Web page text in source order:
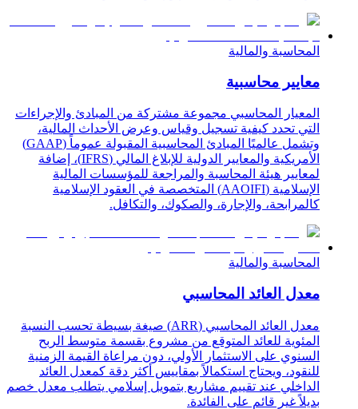
المحاسبة والمالية
معايير محاسبية
المعيار المحاسبي مجموعة مشتركة من المبادئ والإجراءات
التي تحدد كيفية تسجيل وقياس وعرض الأحداث المالية،
وتشمل عالميًا المبادئ المحاسبية المقبولة عموماً (GAAP)
الأمريكية والمعايير الدولية للإبلاغ المالي (IFRS)، إضافة
لمعايير هيئة المحاسبة والمراجعة للمؤسسات المالية
الإسلامية (AAOIFI) المتخصصة في العقود الإسلامية
كالمرابحة، والإجارة، والصكوك، والتكافل.
المحاسبة والمالية
معدل العائد المحاسبي
معدل العائد المحاسبي (ARR) صيغة بسيطة تحسب النسبة
المئوية للعائد المتوقع من مشروع بقسمة متوسط الربح
السنوي على الاستثمار الأولي، دون مراعاة القيمة الزمنية
للنقود، ويحتاج استكمالاً بمقاييس أكثر دقة كمعدل العائد
الداخلي عند تقييم مشاريع بتمويل إسلامي يتطلب معدل خصم
بديلاً غير قائم على الفائدة.